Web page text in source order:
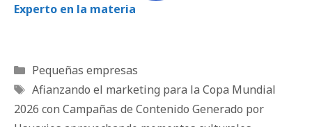
Experto en la materia
Categorías
Pequeñas empresas
Etiquetas
Afianzando el marketing para la Copa Mundial
2026 con Campañas de Contenido Generado por